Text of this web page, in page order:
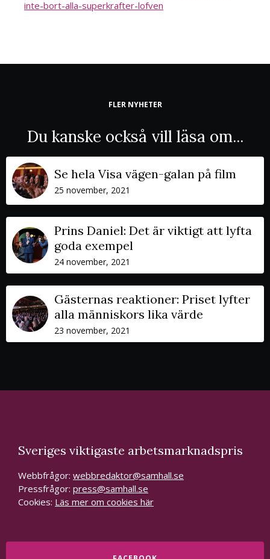
inte-bort-alla-superkrafter-lofven
FLER NYHETER
Du kanske också vill läsa om...
Se hela Visa vägen-galan på film
25 november, 2021
Prins Daniel: Det är viktigt att lyfta
goda exempel
24 november, 2021
Gästernas reaktioner: Priset lyfter
alla människors lika värde
23 november, 2021
Sveriges viktigaste arbetsmarknadspris
Webbfrågor: webbredaktor@samhall.se
Pressfrågor: press@samhall.se
Cookies: Läs mer om cookies här